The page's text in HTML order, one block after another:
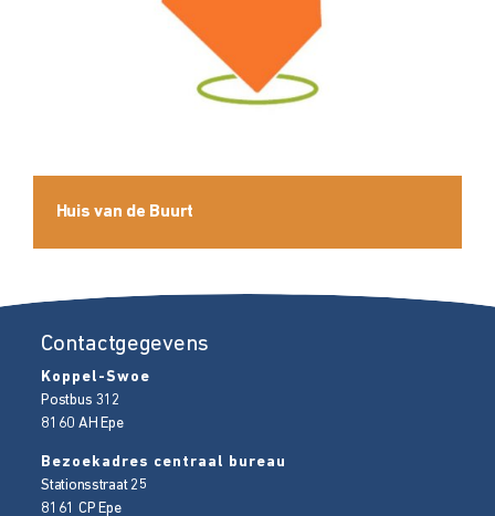
Huis van de Buurt
Contactgegevens
Koppel-Swoe
Postbus 312
8160 AH Epe
Bezoekadres centraal bureau
Stationsstraat 25
8161 CP Epe